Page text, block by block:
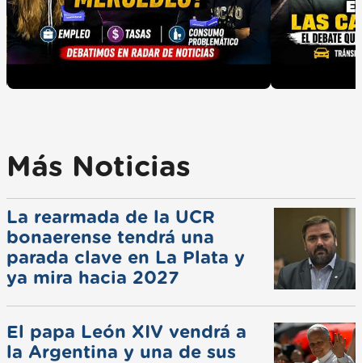
Más Noticias
La rearmada de la UCR
bonaerense tendrá una
parada clave en La Plata y
ya mira hacia 2027
El papa León XIV vendrá a
la Argentina y una de sus